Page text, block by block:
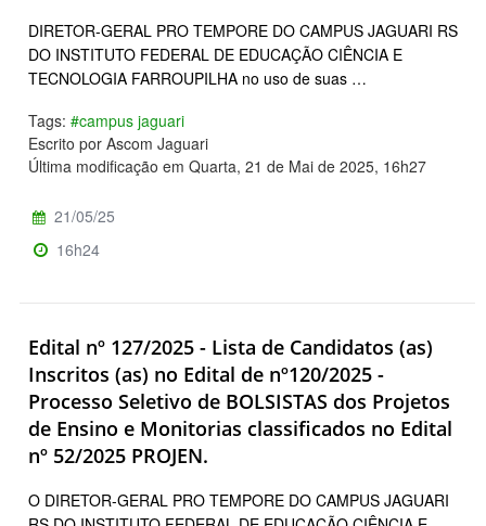
DIRETOR-GERAL PRO TEMPORE DO CAMPUS JAGUARI RS
DO INSTITUTO FEDERAL DE EDUCAÇÃO CIÊNCIA E
TECNOLOGIA FARROUPILHA no uso de suas …
Tags: #campus jaguari
Escrito por Ascom Jaguari
Última modificação em Quarta, 21 de Mai de 2025, 16h27
21/05/25
16h24
Edital nº 127/2025 - Lista de Candidatos (as)
Inscritos (as) no Edital de nº120/2025 -
Processo Seletivo de BOLSISTAS dos Projetos
de Ensino e Monitorias classificados no Edital
nº 52/2025 PROJEN.
O DIRETOR-GERAL PRO TEMPORE DO CAMPUS JAGUARI